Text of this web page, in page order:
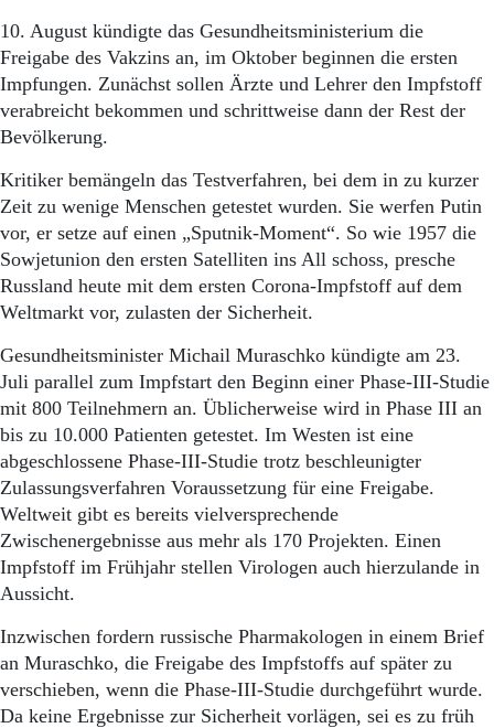
10. August kündigte das Gesundheitsministerium die
Freigabe des Vakzins an, im Oktober beginnen die ersten
Impfungen. Zunächst sollen Ärzte und Lehrer den Impfstoff
verabreicht bekommen und schrittweise dann der Rest der
Bevölkerung.
Kritiker bemängeln das Testverfahren, bei dem in zu kurzer
Zeit zu wenige Menschen getestet wurden. Sie werfen Putin
vor, er setze auf einen „Sputnik-Moment“. So wie 1957 die
Sowjetunion den ersten Satelliten ins All schoss, presche
Russland heute mit dem ersten Corona-Impfstoff auf dem
Weltmarkt vor, zulasten der Sicherheit.
Gesundheitsminister Michail Muraschko kündigte am 23.
Juli parallel zum Impfstart den Beginn einer Phase-III-Studie
mit 800 Teilnehmern an. Üblicherweise wird in Phase III an
bis zu 10.000 Patienten getestet. Im Westen ist eine
abgeschlossene Phase-III-Studie trotz beschleunigter
Zulassungsverfahren Voraussetzung für eine Freigabe.
Weltweit gibt es bereits vielversprechende
Zwischenergebnisse aus mehr als 170 Projekten. Einen
Impfstoff im Frühjahr stellen Virologen auch hierzulande in
Aussicht.
Inzwischen fordern russische Pharmakologen in einem Brief
an Muraschko, die Freigabe des Impfstoffs auf später zu
verschieben, wenn die Phase-III-Studie durchgeführt wurde.
Da keine Ergebnisse zur Sicherheit vorlägen, sei es zu früh